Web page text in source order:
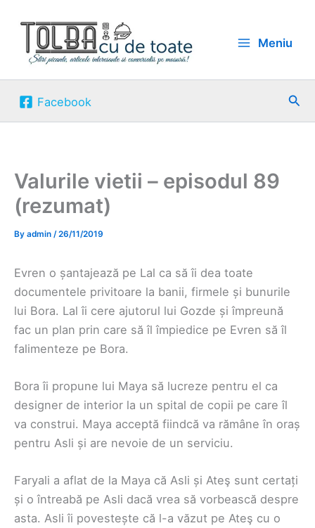
content
Meniu
Facebook
Valurile vietii – episodul 89
(rezumat)
By admin /26/11/2019
Evren o șantajează pe Lal ca să îi dea toate
documentele privitoare la banii, firmele și bunurile
lui Bora. Lal îi cere ajutorul lui Gozde și împreună
fac un plan prin care să îl împiedice pe Evren să îl
falimenteze pe Bora.
Bora îi propune lui Maya să lucreze pentru el ca
designer de interior la un spital de copii pe care îl
va construi. Maya acceptă fiindcă va rămâne în oraș
pentru Asli și are nevoie de un serviciu.
Faryali a aflat de la Maya că Asli și Ateş sunt certați
și o întreabă pe Asli dacă vrea să vorbească despre
asta. Asli îi povestește că l-a văzut pe Ateş cu o